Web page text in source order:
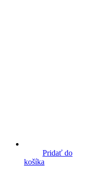
Pridať do
košíka